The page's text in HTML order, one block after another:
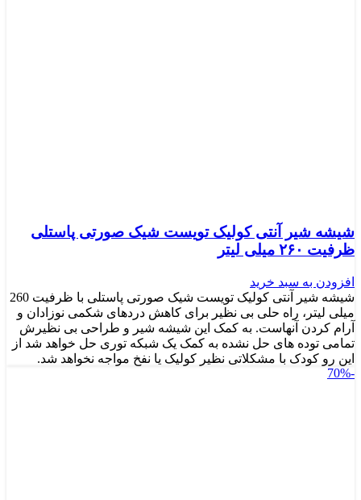
شیشه شیر آنتی کولیک تویست شیک صورتی پاستلی
ظرفیت ۲۶۰ میلی لیتر
افزودن به سبد خرید
شیشه شیر آنتی کولیک تویست شیک صورتی پاستلی با ظرفیت 260
میلی لیتر، راه حلی بی نظیر برای کاهش دردهای شکمی نوزادان و
آرام کردن آنهاست. به کمک این شیشه شیر و طراحی بی نظیرش
تمامی توده های حل نشده به کمک یک شبکه توری حل خواهد شد از
این رو کودک با مشکلاتی نظیر کولیک یا نفخ مواجه نخواهد شد.
-70%